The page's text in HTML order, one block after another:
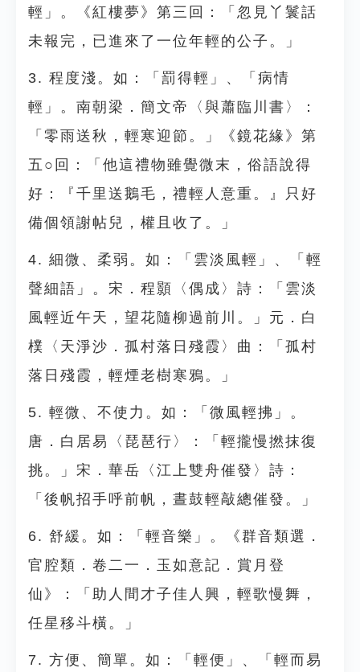
輕」。《紅樓夢》第三回：「忽見丫鬟話
未報完，已進來了一位年輕的公子。」
3. 程度淺。如：「罰得輕」、「病情
輕」。南朝梁．簡文帝〈與蕭臨川書〉：
「零雨送秋，輕寒迎節。」《鏡花緣》第
五○回：「他這禮物雖覺微末，俗語說得
好：『千里送鵝毛，禮輕人意重。』只好
備個領謝帖兒，權且收了。」
4. 細微、柔弱。如：「雲淡風輕」、「輕
聲細語」。宋．程顥〈偶成〉詩：「雲淡
風輕近午天，望花隨柳過前川。」元．白
樸〈天淨沙．孤村落日殘霞〉曲：「孤村
落日殘霞，輕煙老樹寒鴉。」
5. 輕微、不使力。如：「微風輕拂」。
唐．白居易〈琵琶行〉：「輕攏慢撚抹復
挑。」宋．華岳〈江上雙舟催發〉詩：
「後帆招手呼前帆，晝鼓輕敲總催發。」
6. 舒緩。如：「輕音樂」。《群音類選．
官腔類．卷二一．玉如意記．賞月登
仙》：「助人間才子佳人興，輕歌慢舞，
任星移斗橫。」
7. 方便、簡單。如：「輕便」、「輕而易